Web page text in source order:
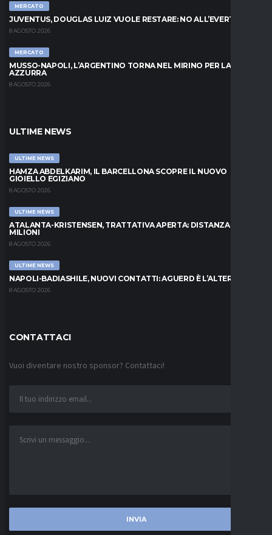
MERCATO
JUVENTUS, DOUGLAS LUIZ VUOLE RESTARE: NO ALL’EVERTON
8 AGOSTO 2026
MERCATO
MUSSO-NAPOLI, L’ARGENTINO TORNA NEL MIRINO PER LA PORTA
AZZURRA
8 AGOSTO 2026
ULTIME NEWS
ULTIME NEWS
HAMZA ABDELKARIM, IL BARCELLONA SCOPRE IL NUOVO
GIOIELLO EGIZIANO
8 AGOSTO 2026
ULTIME NEWS
ATALANTA-KRISTENSEN, TRATTATIVA APERTA: DISTANZA DI 5
MILIONI
8 AGOSTO 2026
ULTIME NEWS
NAPOLI-BADIASHILE, NUOVI CONTATTI: AGUERD È L’ALTERNATIVA
8 AGOSTO 2026
CONTATTACI
Vuoi diventare nostro sponsor? Contattaci!